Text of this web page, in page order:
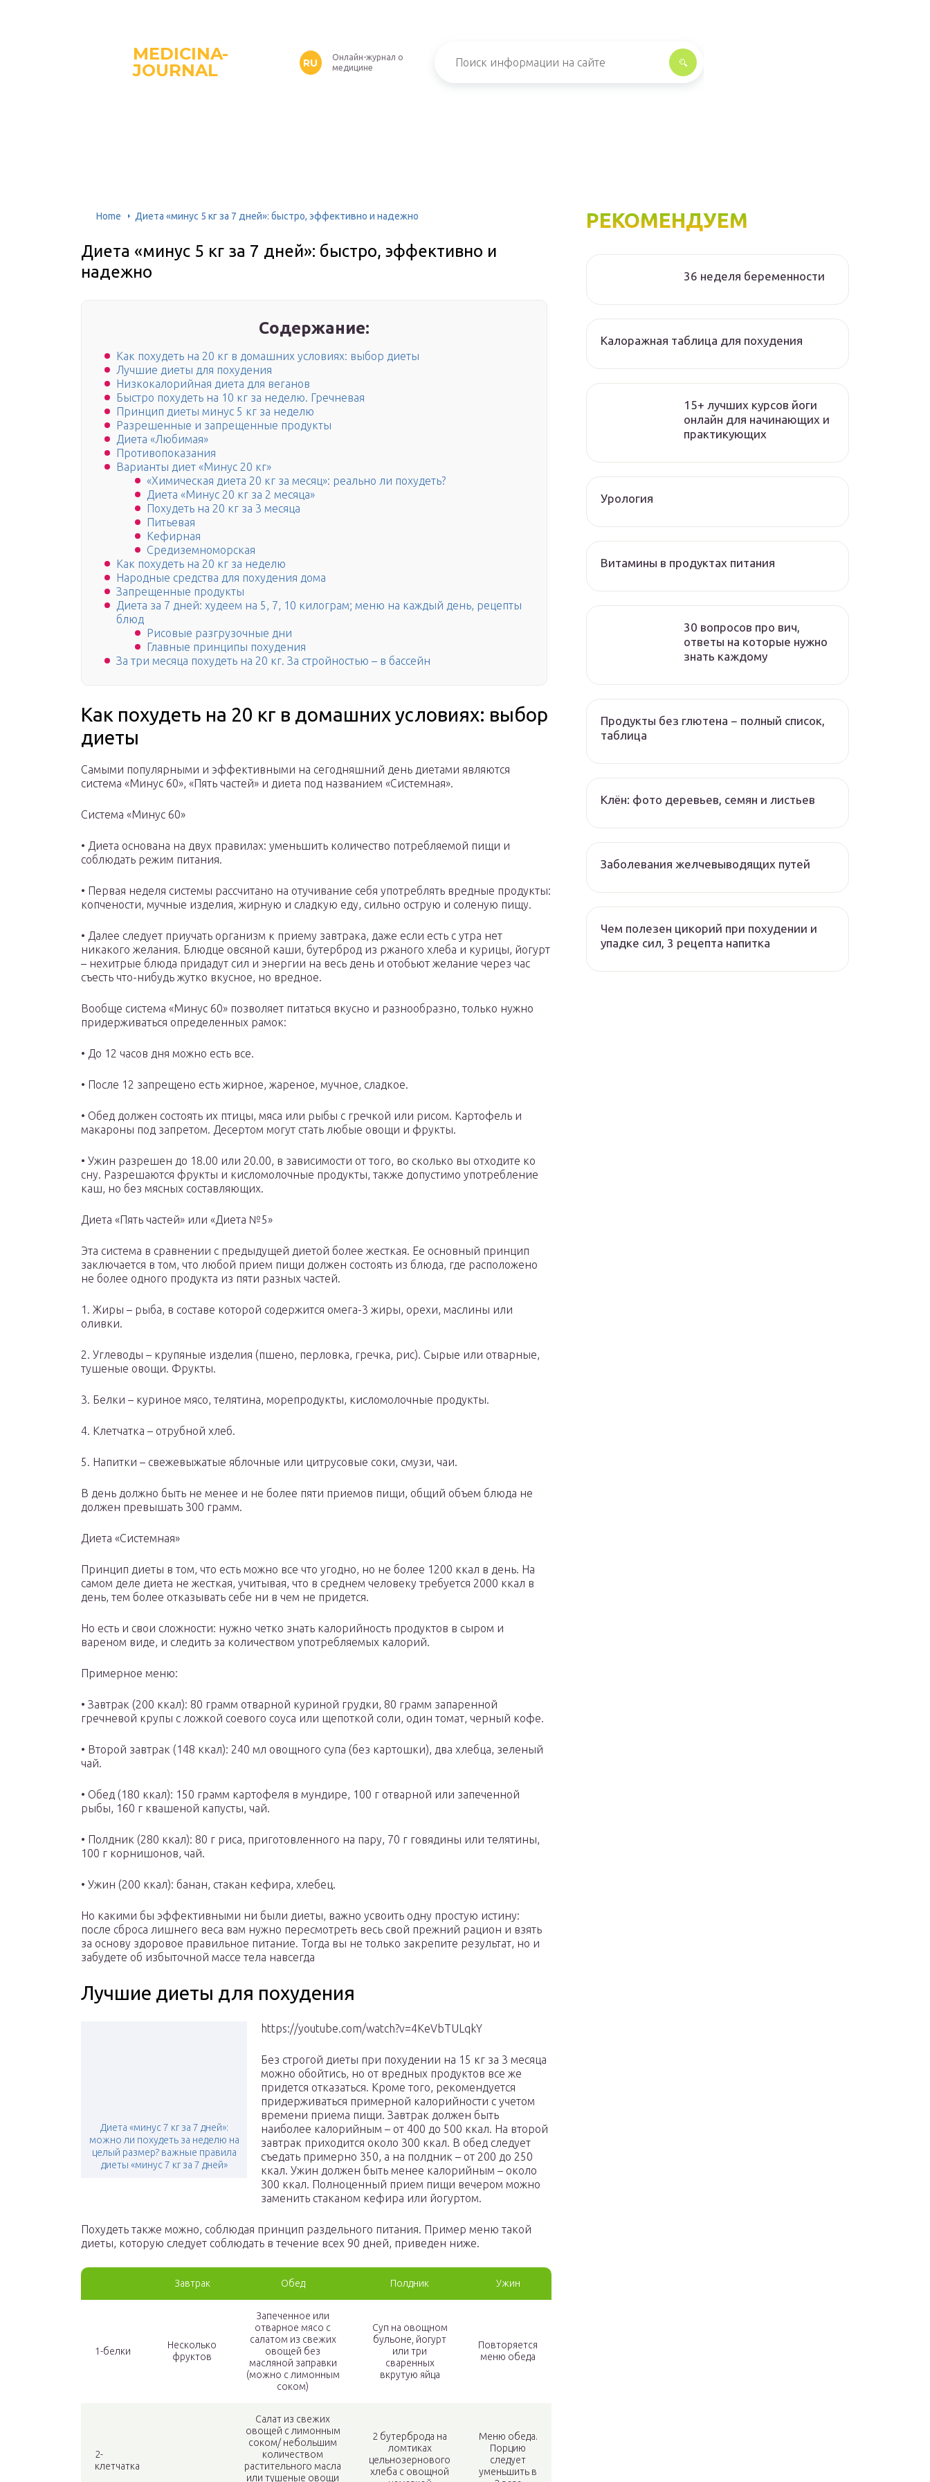
MEDICINA-
JOURNAL
RU
Онлайн-журнал о
медицине
Home Диета «минус 5 кг за 7 дней»: быстро, эффективно и надежно
Диета «минус 5 кг за 7 дней»: быстро, эффективно и
надежно
Содержание:
Как похудеть на 20 кг в домашних условиях: выбор диеты
Лучшие диеты для похудения
Низкокалорийная диета для веганов
Быстро похудеть на 10 кг за неделю. Гречневая
Принцип диеты минус 5 кг за неделю
Разрешенные и запрещенные продукты
Диета «Любимая»
Противопоказания
Варианты диет «Минус 20 кг»
«Химическая диета 20 кг за месяц»: реально ли похудеть?
Диета «Минус 20 кг за 2 месяца»
Похудеть на 20 кг за 3 месяца
Питьевая
Кефирная
Средиземноморская
Как похудеть на 20 кг за неделю
Народные средства для похудения дома
Запрещенные продукты
Диета за 7 дней: худеем на 5, 7, 10 килограм; меню на каждый день, рецепты
блюд
Рисовые разгрузочные дни
Главные принципы похудения
За три месяца похудеть на 20 кг. За стройностью – в бассейн
Как похудеть на 20 кг в домашних условиях: выбор
диеты
Самыми популярными и эффективными на сегодняшний день диетами являются
система «Минус 60», «Пять частей» и диета под названием «Системная».
Система «Минус 60»
• Диета основана на двух правилах: уменьшить количество потребляемой пищи и
соблюдать режим питания.
• Первая неделя системы рассчитано на отучивание себя употреблять вредные продукты:
копчености, мучные изделия, жирную и сладкую еду, сильно острую и соленую пищу.
• Далее следует приучать организм к приему завтрака, даже если есть с утра нет
никакого желания. Блюдце овсяной каши, бутерброд из ржаного хлеба и курицы, йогурт
– нехитрые блюда придадут сил и энергии на весь день и отобьют желание через час
съесть что-нибудь жутко вкусное, но вредное.
Вообще система «Минус 60» позволяет питаться вкусно и разнообразно, только нужно
придерживаться определенных рамок:
• До 12 часов дня можно есть все.
• После 12 запрещено есть жирное, жареное, мучное, сладкое.
• Обед должен состоять их птицы, мяса или рыбы с гречкой или рисом. Картофель и
макароны под запретом. Десертом могут стать любые овощи и фрукты.
• Ужин разрешен до 18.00 или 20.00, в зависимости от того, во сколько вы отходите ко
сну. Разрешаются фрукты и кисломолочные продукты, также допустимо употребление
каш, но без мясных составляющих.
Диета «Пять частей» или «Диета №5»
Эта система в сравнении с предыдущей диетой более жесткая. Ее основный принцип
заключается в том, что любой прием пищи должен состоять из блюда, где расположено
не более одного продукта из пяти разных частей.
1. Жиры – рыба, в составе которой содержится омега-3 жиры, орехи, маслины или
оливки.
2. Углеводы – крупяные изделия (пшено, перловка, гречка, рис). Сырые или отварные,
тушеные овощи. Фрукты.
3. Белки – куриное мясо, телятина, морепродукты, кисломолочные продукты.
4. Клетчатка – отрубной хлеб.
5. Напитки – свежевыжатые яблочные или цитрусовые соки, смузи, чаи.
В день должно быть не менее и не более пяти приемов пищи, общий объем блюда не
должен превышать 300 грамм.
Диета «Системная»
Принцип диеты в том, что есть можно все что угодно, но не более 1200 ккал в день. На
самом деле диета не жесткая, учитывая, что в среднем человеку требуется 2000 ккал в
день, тем более отказывать себе ни в чем не придется.
Но есть и свои сложности: нужно четко знать калорийность продуктов в сыром и
вареном виде, и следить за количеством употребляемых калорий.
Примерное меню:
• Завтрак (200 ккал): 80 грамм отварной куриной грудки, 80 грамм запаренной
гречневой крупы с ложкой соевого соуса или щепоткой соли, один томат, черный кофе.
• Второй завтрак (148 ккал): 240 мл овощного супа (без картошки), два хлебца, зеленый
чай.
• Обед (180 ккал): 150 грамм картофеля в мундире, 100 г отварной или запеченной
рыбы, 160 г квашеной капусты, чай.
• Полдник (280 ккал): 80 г риса, приготовленного на пару, 70 г говядины или телятины,
100 г корнишонов, чай.
• Ужин (200 ккал): банан, стакан кефира, хлебец.
Но какими бы эффективными ни были диеты, важно усвоить одну простую истину:
после сброса лишнего веса вам нужно пересмотреть весь свой прежний рацион и взять
за основу здоровое правильное питание. Тогда вы не только закрепите результат, но и
забудете об избыточной массе тела навсегда
Лучшие диеты для похудения
Диета «минус 7 кг за 7 дней»:
можно ли похудеть за неделю на
целый размер? важные правила
диеты «минус 7 кг за 7 дней»
https://youtube.com/watch?v=4KeVbTULqkY
Без строгой диеты при похудении на 15 кг за 3 месяца
можно обойтись, но от вредных продуктов все же
придется отказаться. Кроме того, рекомендуется
придерживаться примерной калорийности с учетом
времени приема пищи. Завтрак должен быть
наиболее калорийным – от 400 до 500 ккал. На второй
завтрак приходится около 300 ккал. В обед следует
съедать примерно 350, а на полдник – от 200 до 250
ккал. Ужин должен быть менее калорийным – около
300 ккал. Полноценный прием пищи вечером можно
заменить стаканом кефира или йогуртом.
Похудеть также можно, соблюдая принцип раздельного питания. Пример меню такой
диеты, которую следует соблюдать в течение всех 90 дней, приведен ниже.
Завтрак Обед Полдник Ужин
1-белки
Несколько
фруктов
Запеченное или
отварное мясо с
салатом из свежих
овощей без
масляной заправки
(можно с лимонным
соком)
Суп на овощном
бульоне, йогурт
или три
сваренных
вкрутую яйца
Повторяется
меню обеда
2-
клетчатка
Салат из свежих
овощей с лимонным
соком/ небольшим
количеством
растительного масла
или тушеные овощи
2 бутерброда на
ломтиках
цельнозернового
хлеба с овощной
Меню обеда.
Порцию
следует
уменьшить в
РЕКОМЕНДУЕМ
36 неделя беременности
Калоражная таблица для похудения
15+ лучших курсов йоги
онлайн для начинающих и
практикующих
Урология
Витамины в продуктах питания
30 вопросов про вич,
ответы на которые нужно
знать каждому
Продукты без глютена − полный список,
таблица
Клён: фото деревьев, семян и листьев
Заболевания желчевыводящих путей
Чем полезен цикорий при похудении и
упадке сил, 3 рецепта напитка